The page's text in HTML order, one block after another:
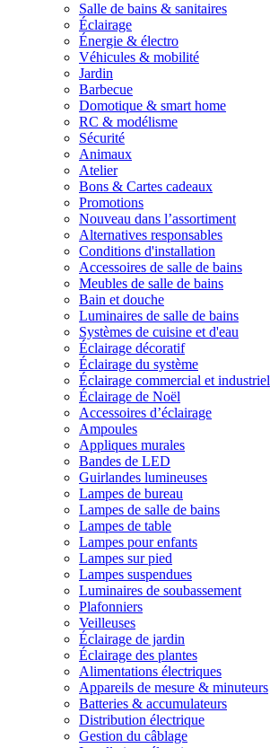
Salle de bains & sanitaires
Éclairage
Énergie & électro
Véhicules & mobilité
Jardin
Barbecue
Domotique & smart home
RC & modélisme
Sécurité
Animaux
Atelier
Bons & Cartes cadeaux
Promotions
Nouveau dans l’assortiment
Alternatives responsables
Conditions d'installation
Accessoires de salle de bains
Meubles de salle de bains
Bain et douche
Luminaires de salle de bains
Systèmes de cuisine et d'eau
Éclairage décoratif
Éclairage du système
Éclairage commercial et industriel
Éclairage de Noël
Accessoires d’éclairage
Ampoules
Appliques murales
Bandes de LED
Guirlandes lumineuses
Lampes de bureau
Lampes de salle de bains
Lampes de table
Lampes pour enfants
Lampes sur pied
Lampes suspendues
Luminaires de soubassement
Plafonniers
Veilleuses
Éclairage de jardin
Éclairage des plantes
Alimentations électriques
Appareils de mesure & minuteurs
Batteries & accumulateurs
Distribution électrique
Gestion du câblage